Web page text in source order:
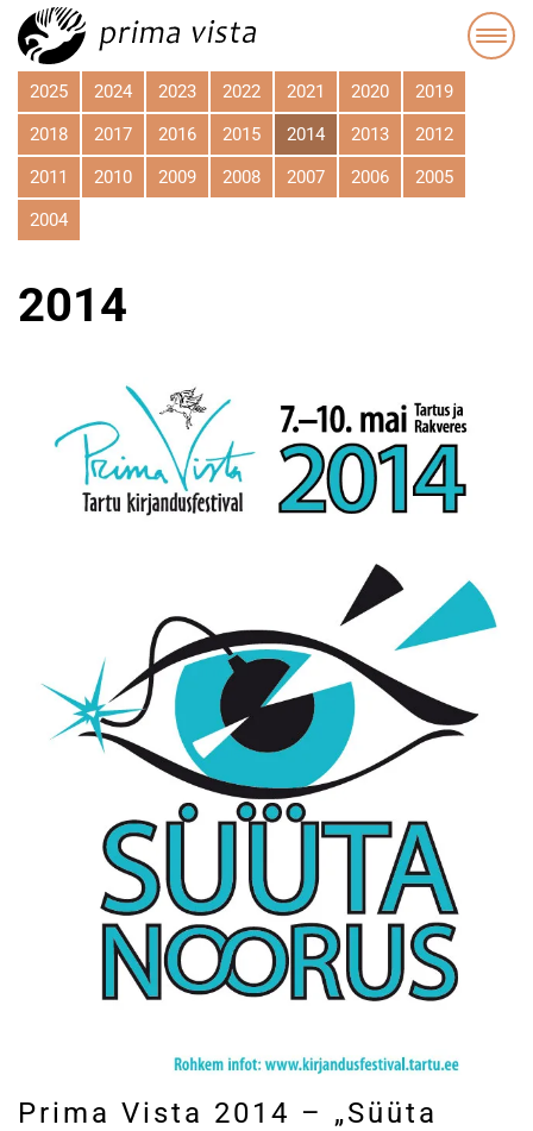
2025 2024 2023 2022 2021 2020
2019
2018
2017 2016 2015 2014 2013
2012
2011
2010 2009 2008 2007 2006
2005
2004
2014
Prima Vista 2014 – „Süüta